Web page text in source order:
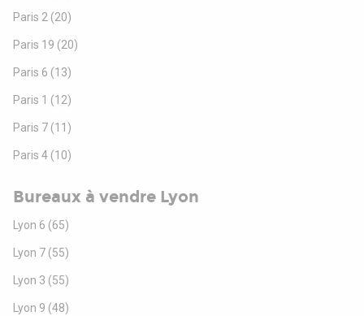
Paris 2 (20)
Paris 19 (20)
Paris 6 (13)
Paris 1 (12)
Paris 7 (11)
Paris 4 (10)
Bureaux à vendre Lyon
Lyon 6 (65)
Lyon 7 (55)
Lyon 3 (55)
Lyon 9 (48)